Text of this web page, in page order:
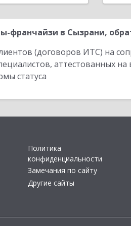
франчайзи в Сызрани,
(договоров ИТС) на
аттестованных
статуса
Политика
конфиденциальности
Замечания по сайту
Другие сайты